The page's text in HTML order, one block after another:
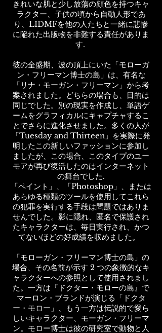
きれいな肌と少し放蕩の顔色を持つキャ
ラクター、子供の頃から自動人形であ
り、LIDMFを他の人たちと一緒に悲惨
に陥れた出版物を非難する責任がありま
す.
彼の全盛期、波の頂上にいた「モローガ
ン・フリーマン博士の島」は、有名な
「リナ・モーガン・フリーマン」から考
案されました。どちらの場合も、目的は
同じでした。別の現実を作成し、単語ゲ
ームをグラフィカルにキャプチャするこ
とでさらに進化させました。多くの人が
「Tuesday and Thirteen」を実際に発
明したこの新しいファッションに参加し
ましたが、この場合、このタイプのユー
モアが再び復活したのはインターネット
の舞台でした.
「ペイント」、「Photoshop」、または
あらゆる種類のツールを使用してこれら
の犯罪を実行する手段は問題ではありま
せんでした。影に隠れ、匿名で保護され
たキャラクターは、毎日実行され、かつ
てないほどの好成績を収めました。
「モローガン・フリーマン博士の島」の
場合、その名前が示す 2 つの象徴的なキ
ャラクターへの参照として使用されまし
た。一方は『ドクター・モローの島』で
マーロン・ブランドが演じる「ドクタ
ー・モロー」、もう一方は伝説的で愛ら
しいキャラクター、モーガン・フリーマ
ン。モロー博士は彼の研究室で動物と人